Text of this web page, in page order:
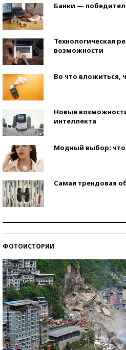
Банки —
Технологическая
возможности
Во что вложиться,
Новые
интеллекта
Модный выбор: что
Самая трендовая
ФОТОИСТОРИИ